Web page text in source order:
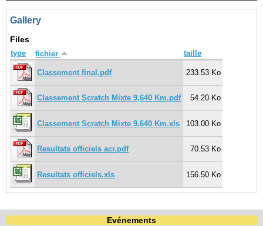
recherche
site map
messages récents
Ouverture de session
Nom d'utilisateur:
Mot de passe:
Demander un nouveau mot de passe
Gallery
Files
type fichier taille
Classement final.pdf 233.53 Ko
Classement Scratch Mixte 9,640 Km.pdf 54.20 Ko
Classement Scratch Mixte 9,640 Km.xls 103.00 Ko
Resultats officiels acr.pdf 70.53 Ko
Resultats officiels.xls 156.50 Ko
Evénements